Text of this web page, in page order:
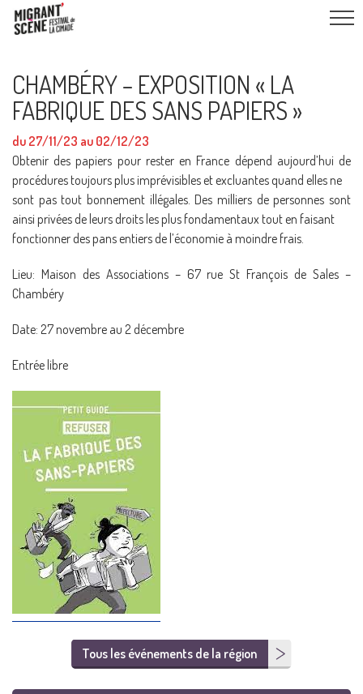
CHAMBÉRY – EXPOSITION « LA
FABRIQUE DES SANS PAPIERS »
du 27/11/23 au 02/12/23
Obtenir des papiers pour rester en France dépend aujourd’hui de
procédures toujours plus imprévisibles et excluantes quand elles ne
sont pas tout bonnement illégales. Des milliers de personnes sont
ainsi privées de leurs droits les plus fondamentaux tout en faisant
fonctionner des pans entiers de l’économie à moindre frais.
Lieu: Maison des Associations – 67 rue St François de Sales –
Chambéry
Date: 27 novembre au 2 décembre
Entrée libre
Tous les événements de la région